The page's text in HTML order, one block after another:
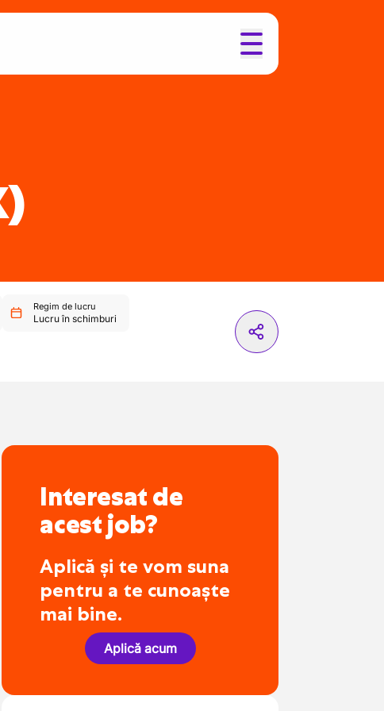
Regim de lucru
Lucru în schimburi
Interesat de
acest job?
Aplică și te vom suna
pentru a te cunoaște
mai bine.
Aplică acum